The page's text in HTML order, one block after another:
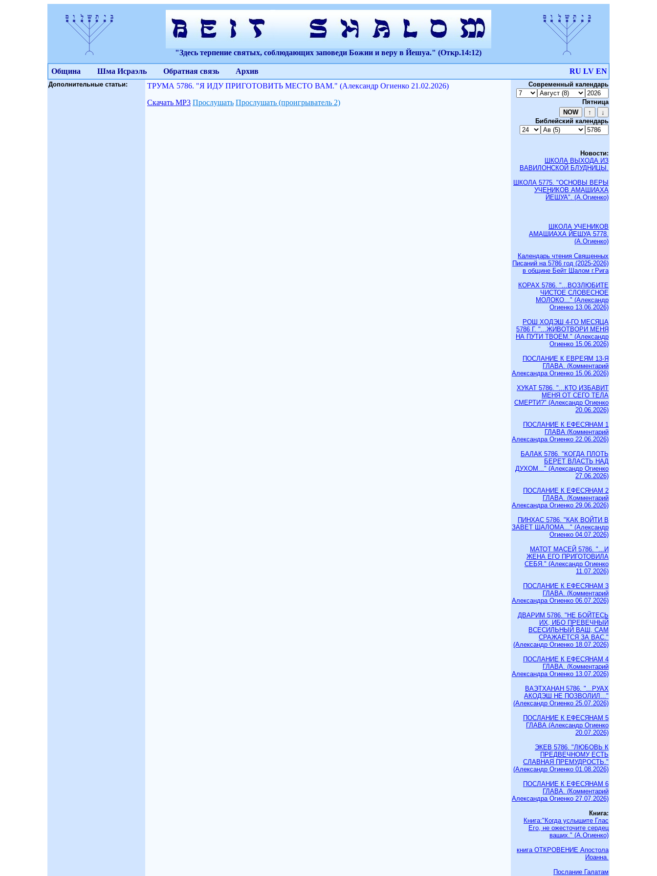
"Здесь терпение святых, соблюдающих заповеди Божии и веру в Йешуа." (Откр.14:12)
Община Шма Исраэль Обратная связь Архив RU LV EN
Дополнительные статьи:
ТРУМА 5786. "Я ИДУ ПРИГОТОВИТЬ МЕСТО ВАМ." (Александр Огиенко 21.02.2026)
Скачать МР3 Прослушать Прослушать (проигрыватель 2)
Современный календарь
Пятница
Библейский календарь
Новости:
ШКОЛА ВЫХОДА ИЗ
ВАВИЛОНСКОЙ БЛУДНИЦЫ.
ШКОЛА 5775. "ОСНОВЫ ВЕРЫ
УЧЕНИКОВ АМАШИАХА
ЙЕШУА". (А.Огиенко)
ШКОЛА УЧЕНИКОВ
АМАШИАХА ЙЕШУА 5778.
(А.Огиенко)
Календарь чтения Священных
Писаний на 5786 год (2025-2026)
в общине Бейт Шалом г.Рига
КОРАХ 5786. "...ВОЗЛЮБИТЕ
ЧИСТОЕ СЛОВЕСНОЕ
МОЛОКО..." (Александр
Огиенко 13.06.2026)
РОШ ХОДЭШ 4-ГО МЕСЯЦА
5786 Г. "...ЖИВОТВОРИ МЕНЯ
НА ПУТИ ТВОЕМ." (Александр
Огиенко 15.06.2026)
ПОСЛАНИЕ К ЕВРЕЯМ 13-Я
ГЛАВА. (Комментарий
Александра Огиенко 15.06.2026)
ХУКАТ 5786. "...КТО ИЗБАВИТ
МЕНЯ ОТ СЕГО ТЕЛА
СМЕРТИ?" (Александр Огиенко
20.06.2026)
ПОСЛАНИЕ К ЕФЕСЯНАМ 1
ГЛАВА (Комментарий
Александра Огиенко 22.06.2026)
БАЛАК 5786. "КОГДА ПЛОТЬ
БЕРЕТ ВЛАСТЬ НАД
ДУХОМ..." (Александр Огиенко
27.06.2026)
ПОСЛАНИЕ К ЕФЕСЯНАМ 2
ГЛАВА. (Комментарий
Александра Огиенко 29.06.2026)
ПИНХАС 5786. "КАК ВОЙТИ В
ЗАВЕТ ШАЛОМА..." (Александр
Огиенко 04.07.2026)
МАТОТ МАСЕЙ 5786. "...И
ЖЕНА ЕГО ПРИГОТОВИЛА
СЕБЯ." (Александр Огиенко
11.07.2026)
ПОСЛАНИЕ К ЕФЕСЯНАМ 3
ГЛАВА. (Комментарий
Александра Огиенко 06.07.2026)
ДВАРИМ 5786. "НЕ БОЙТЕСЬ
ИХ, ИБО ПРЕВЕЧНЫЙ
ВСЕСИЛЬНЫЙ ВАШ, САМ
СРАЖАЕТСЯ ЗА ВАС."
(Александр Огиенко 18.07.2026)
ПОСЛАНИЕ К ЕФЕСЯНАМ 4
ГЛАВА. (Комментарий
Александра Огиенко 13.07.2026)
ВАЭТХАНАН 5786. "...РУАХ
АКОДЭШ НЕ ПОЗВОЛИЛ..."
(Александр Огиенко 25.07.2026)
ПОСЛАНИЕ К ЕФЕСЯНАМ 5
ГЛАВА (Александр Огиенко
20.07.2026)
ЭКЕВ 5786. "ЛЮБОВЬ К
ПРЕДВЕЧНОМУ ЕСТЬ
СЛАВНАЯ ПРЕМУДРОСТЬ."
(Александр Огиенко 01.08.2026)
ПОСЛАНИЕ К ЕФЕСЯНАМ 6
ГЛАВА. (Комментарий
Александра Огиенко 27.07.2026)
Книга:
Книга:"Когда услышите Глас
Его, не ожесточите сердец
ваших." (А.Огиенко)
книга ОТКРОВЕНИЕ Апостола
Иоанна.
Послание Галатам